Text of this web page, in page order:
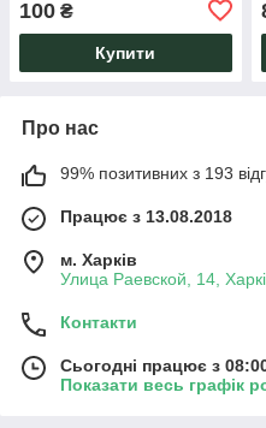
100 ₴
Купити
Про нас
99% позитивних з 193
Працює з 13.08.2018
м. Харків
Улица Раевской, 14,
Контакти
Сьогодні працює з
Показати весь графік